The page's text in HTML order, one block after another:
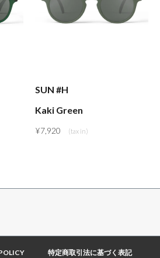
SUN #H
Kaki Green
¥7,920
特定商取引法に基づく表記